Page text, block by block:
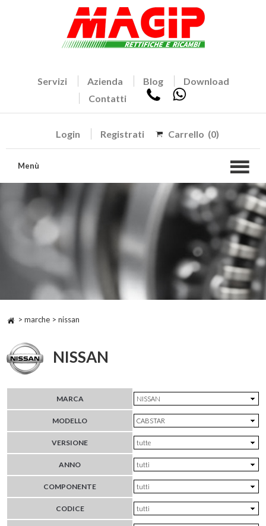
Servizi Azienda Blog
Download
Contatti
Login Registrati Carrello (0)
Menù
> marche > nissan
NISSAN
MARCA
MODELLO
VERSIONE
ANNO
COMPONENTE
CODICE